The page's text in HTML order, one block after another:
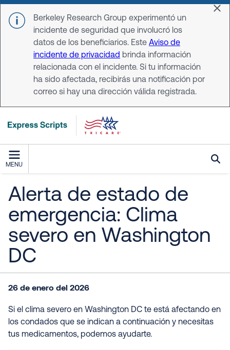
Skip to main content
Berkeley Research Group experimentó un
incidente de seguridad que involucró los
datos de los beneficiarios. Este Aviso de
incidente de privacidad brinda información
relacionada con el incidente. Si tu información
ha sido afectada, recibirás una notificación por
correo si hay una dirección válida registrada.
MENU
Alerta de estado de
emergencia: Clima
severo en Washington
DC
26 de enero del 2026
Si el clima severo en Washington DC te está afectando en
los condados que se indican a continuación y necesitas
tus medicamentos, podemos ayudarte.